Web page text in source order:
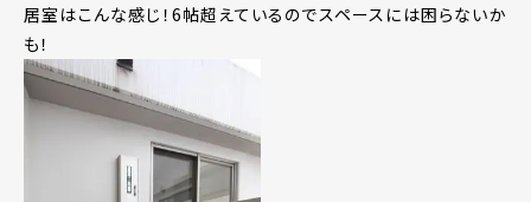
居室はこんな感じ！6帖超えているのでスペースには困らないか
も！